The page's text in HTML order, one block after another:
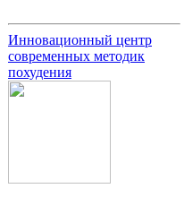
Инновационный центр
современных методик
похудения